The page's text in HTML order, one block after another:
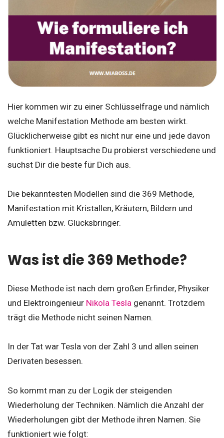
Hier kommen wir zu einer Schlüsselfrage und nämlich
welche Manifestation Methode am besten wirkt.
Glücklicherweise gibt es nicht nur eine und jede davon
funktioniert. Hauptsache Du probierst verschiedene und
suchst Dir die beste für Dich aus.
Die bekanntesten Modellen sind die 369 Methode,
Manifestation mit Kristallen, Kräutern, Bildern und
Amuletten bzw. Glücksbringer.
Was ist die 369 Methode?
Diese Methode ist nach dem großen Erfinder, Physiker
und Elektroingenieur Nikola Tesla genannt. Trotzdem
trägt die Methode nicht seinen Namen.
In der Tat war Tesla von der Zahl 3 und allen seinen
Derivaten besessen.
So kommt man zu der Logik der steigenden
Wiederholung der Techniken. Nämlich die Anzahl der
Wiederholungen gibt der Methode ihren Namen. Sie
funktioniert wie folgt: